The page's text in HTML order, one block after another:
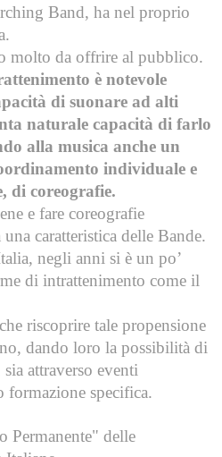
Band, ha nel proprio
molto da offrire al pubblico.
è notevole
di suonare ad alti
naturale capacità di farlo
alla musica anche un
individuale e
di coreografie.
e fare coreografie
caratteristica delle Bande.
negli anni si è un po’
di intrattenimento come il
riscoprire tale propensione
dando loro la possibilità di
attraverso eventi
formazione specifica.
Permanente" delle